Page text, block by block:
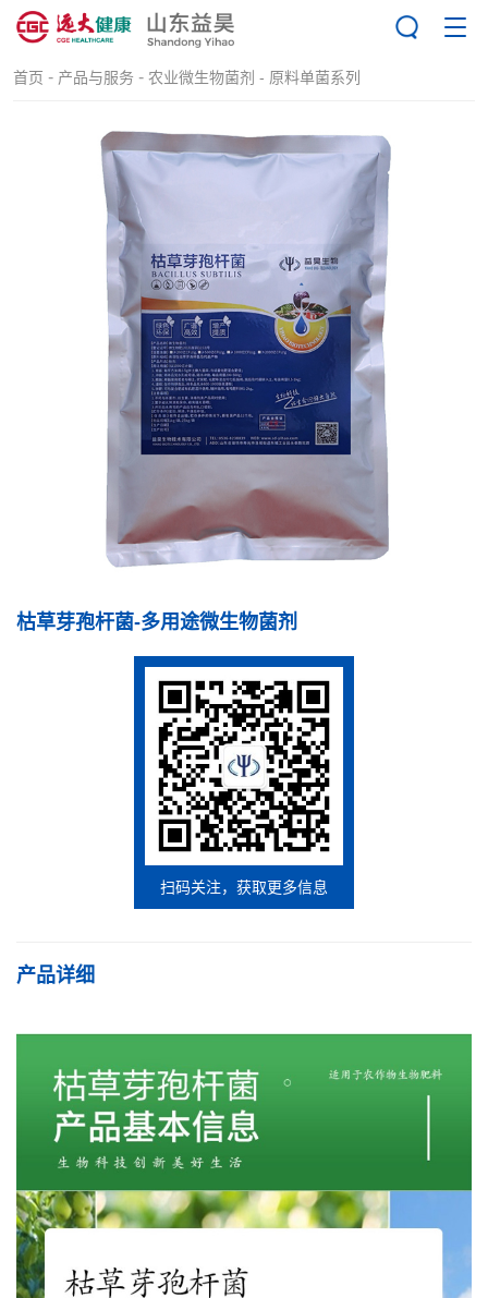
首页 - 产品与服务 - 农业微生物菌剂 - 原料单菌系列
枯草芽孢杆菌-多用途微生物菌剂
扫码关注，获取更多信息
产品详细